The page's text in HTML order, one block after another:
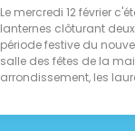
Le mercredi 12 février
lanternes clôturant
période festive du
salle des fêtes de la
arrondissement, les